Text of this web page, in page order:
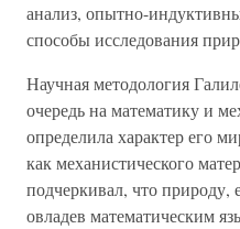
анализ, опытно-
способы исследования
Научная методология
очередь на математику и
определила характер его
как механистического
подчеркивал, что природу,
овладев математическим